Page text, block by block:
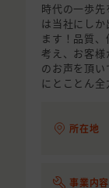
時代の一歩
は当社にし
ます！品質
考え、お客様
のお声を頂
にとことん全
所在地
事業内容